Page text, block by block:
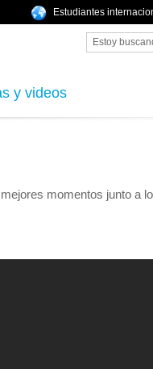
Estudiantes
y videos
momentos junto a